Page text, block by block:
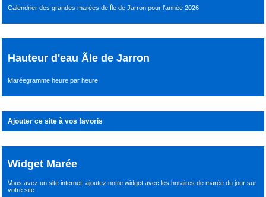
Calendrier des grandes marées de Île de Jarron pour l’année 2026
Hauteur d'eau Ãle de Jarron
Maréegramme heure par heure
Ajouter ce site à vos favoris
Widget Marée
Vous avez un site internet,ajoutez notre widget avec les horaires de marée du joursur
votre site